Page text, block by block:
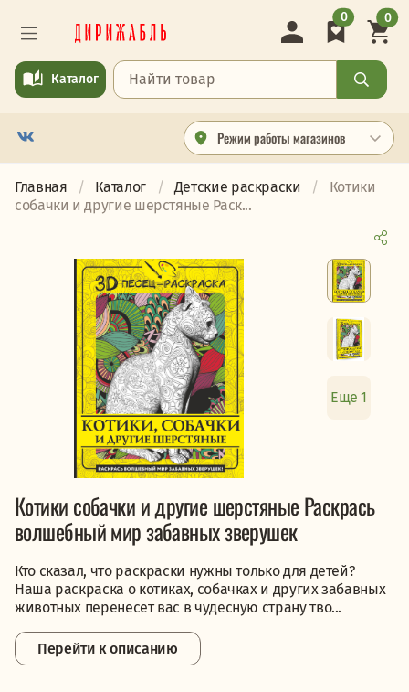
Режим работы магазинов
Каталог
0 0
Главная Каталог Детские раскраски
Котики
собачки и другие шерстяные Раск...
Еще 1
Котики собачки и другие шерстяные Раскрась
волшебный мир забавных зверушек
Кто сказал, что раскраски нужны только для детей?
Наша раскраска о котиках, собачках и других забавных
животных перенесет вас в чудесную страну тво...
Перейти к описанию